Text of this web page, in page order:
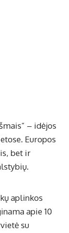
– idėjos
Europos
bet ir
aplinkos
apie 10
su